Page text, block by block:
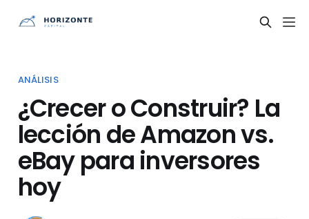
ANÁLISIS
¿Crecer o Construir? La
lección de Amazon vs.
eBay para inversores
hoy